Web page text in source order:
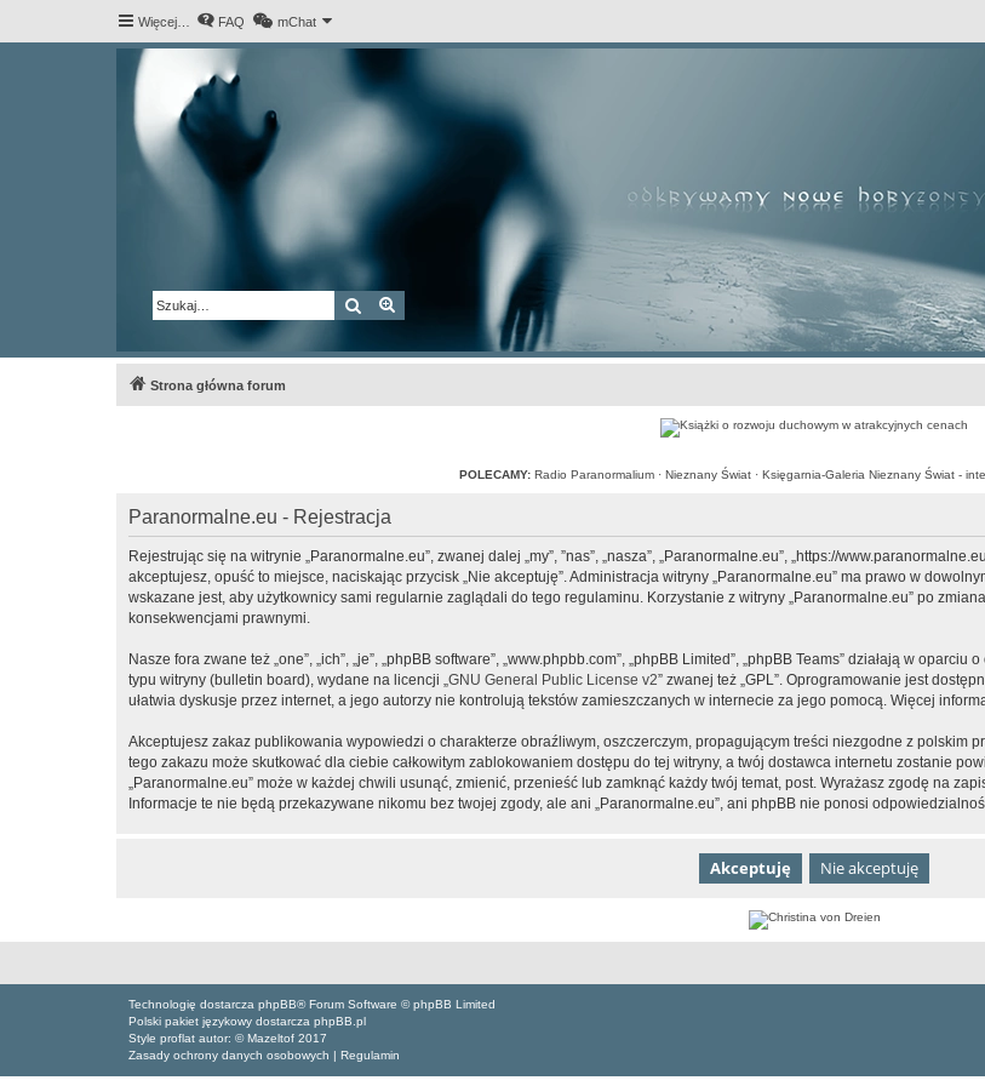
Więcej… FAQ mChat
Szukaj Wyszukiwanie zaawansowane
Strona główna forum
POLECAMY: Radio Paranormalium· Nieznany Świat· Księgarnia-Galeria Nieznany Świat -
Paranormalne.eu - Rejestracja
Rejestrując się na witrynie „Paranormalne.eu”, zwanej dalej „my”, ”nas”, „nasza”, „Paranormalne.eu”, „https://
akceptujesz, opuść to miejsce, naciskając przycisk „Nie akceptuję”. Administracja witryny „Paranormalne.eu” ma prawo w
wskazane jest, aby użytkownicy sami regularnie zaglądali do tego regulaminu. Korzystanie z witryny „Paranormalne.eu” po
konsekwencjami prawnymi.
Nasze fora zwane też „one”, „ich”, „je”, „phpBB software”, „www.phpbb.com”, „phpBB Limited”, „phpBB Teams” działają w
typu witryny (bulletin board), wydane na licencji „GNU General Public License v2” zwanej też „GPL”. Oprogramowanie jest
ułatwia dyskusje przez internet, a jego autorzy nie kontrolują tekstów zamieszczanych w internecie za jego pomocą. Więcej
Akceptujesz zakaz publikowania wypowiedzi o charakterze obraźliwym, oszczerczym, propagującym treści niezgodne z polskim
tego zakazu może skutkować dla ciebie całkowitym zablokowaniem dostępu do tej witryny, a twój dostawca internetu zostanie
„Paranormalne.eu” może w każdej chwili usunąć, zmienić, przenieść lub zamknąć każdy twój temat, post. Wyrażasz zgodę na
Informacje te nie będą przekazywane nikomu bez twojej zgody, ale ani „Paranormalne.eu”, ani phpBB nie ponosi
Technologię dostarcza phpBB® Forum Software © phpBB Limited
Polski pakiet językowy dostarcza phpBB.pl
Style proflat autor: ©Mazeltof 2017
Zasady ochrony danych osobowych | Regulamin